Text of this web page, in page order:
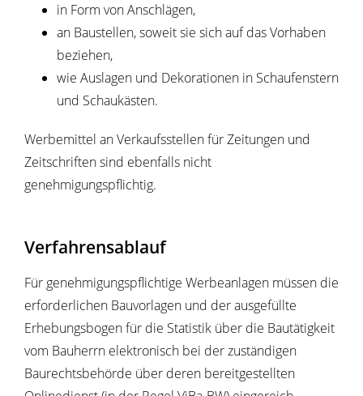
in Form von Anschlägen,
an Baustellen, soweit sie sich auf das Vorhaben
beziehen,
wie Auslagen und Dekorationen in Schaufenstern
und Schaukästen.
Werbemittel an Verkaufsstellen für Zeitungen und
Zeitschriften sind ebenfalls nicht
genehmigungspflichtig.
Verfahrensablauf
Für genehmigungspflichtige Werbeanlagen müssen die
erforderlichen Bauvorlagen und der ausgefüllte
Erhebungsbogen für die Statistik über die Bautätigkeit
vom Bauherrn elektronisch bei der zuständigen
Baurechtsbehörde über deren bereitgestellten